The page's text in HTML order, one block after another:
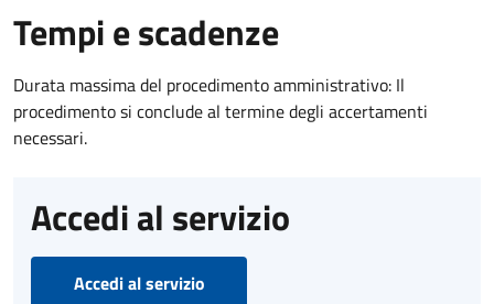
Tempi e scadenze
Durata massima del procedimento amministrativo: Il
procedimento si conclude al termine degli accertamenti
necessari.
Accedi al servizio
Accedi al servizio